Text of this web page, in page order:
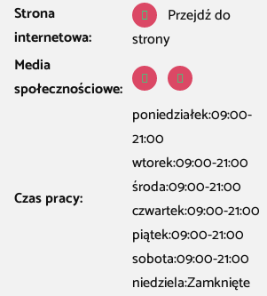
Strona
internetowa:
Przejdź do
strony
Media
społecznościowe:
Czas pracy:
poniedziałek:09:00-
21:00
wtorek:09:00-21:00
środa:09:00-21:00
czwartek:09:00-21:00
piątek:09:00-21:00
sobota:09:00-21:00
niedziela:Zamknięte